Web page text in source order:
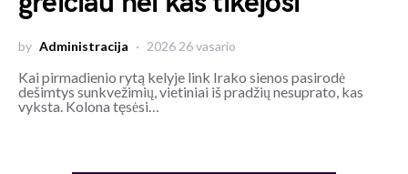
by Administracija 2026 26 vasario
Kai pirmadienio rytą kelyje link Irako sienos pasirodė
dešimtys sunkvežimių, vietiniai iš pradžių nesuprato, kas
vyksta. Kolona tęsėsi…